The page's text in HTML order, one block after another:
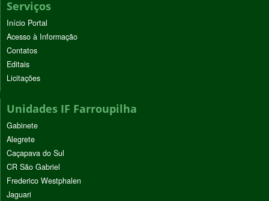
Serviços
Início Portal
Acesso à Informação
Contatos
Editais
Licitações
Unidades IF Farroupilha
Gabinete
Alegrete
Caçapava do Sul
CR São Gabriel
Frederico Westphalen
Jaguari